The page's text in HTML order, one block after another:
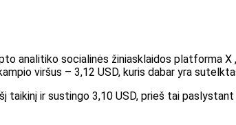
analitiko socialinės žiniasklaidos platforma X
viršus – 3,12 USD, kuris dabar yra
ir sustingo 3,10 USD, prieš tai